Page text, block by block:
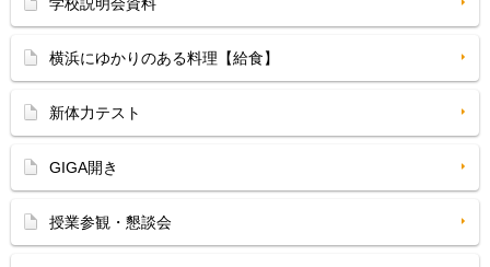
学校説明会資料
横浜にゆかりのある料理【給食】
新体力テスト
GIGA開き
授業参観・懇談会